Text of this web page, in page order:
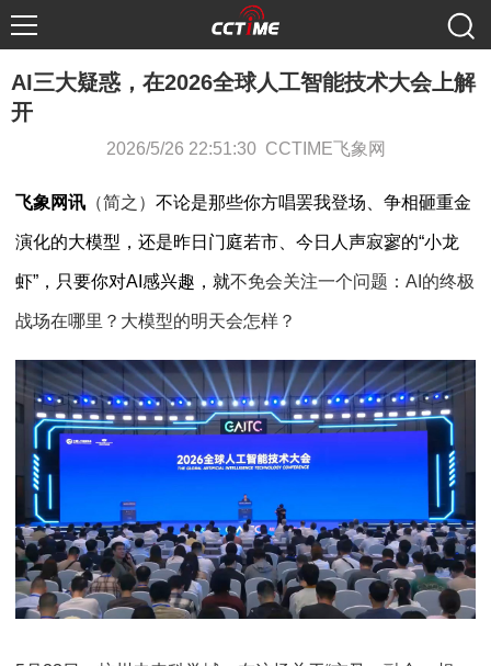
AI三大疑惑，在2026全球人工智能技术大会上解
开
2026/5/26 22:51:30 CCTIME飞象网
飞象网讯 （简之） 不论是那些你方唱罢我登场、争相砸重金
演化的大模型，还是昨日门庭若市、今日人声寂寥的“小龙
虾”，只要你对AI 感兴趣， 就不免会关注一个问题： AI 的终极
战场在哪里？大模型的明天会怎样？